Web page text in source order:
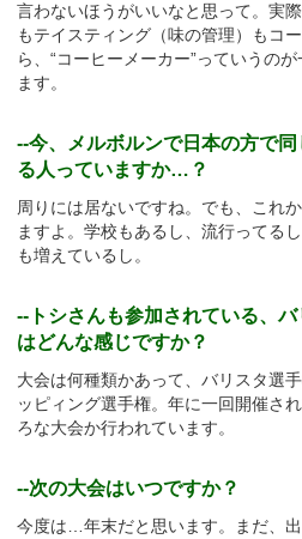
言わないほうがいいなと思って。実
もテイスティング（味の管理）もコ
ら、“コーヒーメーカー”っていうの
ます。
--今、メルボルンで日本の方で
る人っていますか…？
周りには居ないですね。でも、これ
ますよ。学校もあるし、流行ってる
も増えているし。
--トシさんも参加されている、
はどんな感じですか？
大会は何種類かあって、バリスタ選
ッピィング選手権。年に一回開催さ
ろな大会か行われています。
--次の大会はいつですか？
今度は…年末だと思います。まだ、